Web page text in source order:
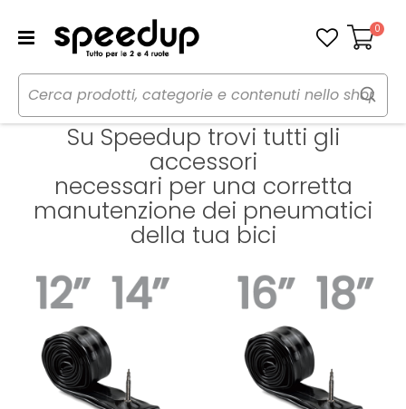
Carrello
0
Home ruote e copertoni da bici
Su Speedup trovi tutti gli
accessori
necessari per una corretta
manutenzione dei pneumatici
della tua bici